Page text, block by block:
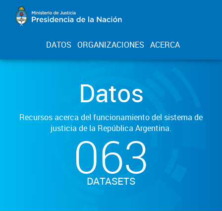
DATOS ORGANIZACIONES ACERCA
Datos
Recursos acerca del funcionamiento del sistema de
justicia de la República Argentina.
063
DATASETS